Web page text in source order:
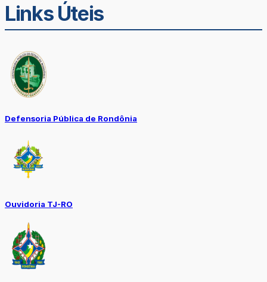
Links Úteis
Defensoria Pública de Rondônia
Ouvidoria TJ-RO